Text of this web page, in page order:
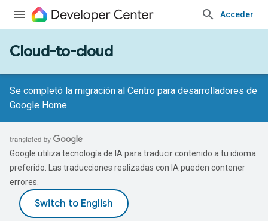
Acceder
Cloud-to-cloud
Se completó la migración al Centro para desarrolladores de
Google Home.
Google utiliza tecnología de IA para traducir contenido a tu idioma
preferido. Las traducciones realizadas con IA pueden contener
errores.